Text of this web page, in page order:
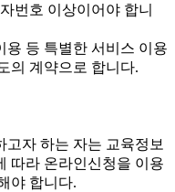
번호 이상이어야 합니
등 특별한 서비스 이용
의 계약으로 합니다.
자 하는 자는 교육정보
따라 온라인신청을 이용
야 합니다.